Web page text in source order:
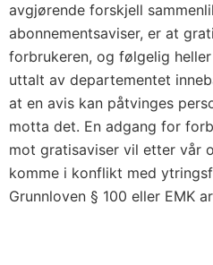
avgjørende forskjell
abonnementsaviser, er at
forbrukeren, og følgelig
uttalt av departementet
at en avis kan påtvinges
motta det. En adgang for
mot gratisaviser vil etter vår
komme i konflikt med
Grunnloven § 100 eller EMK